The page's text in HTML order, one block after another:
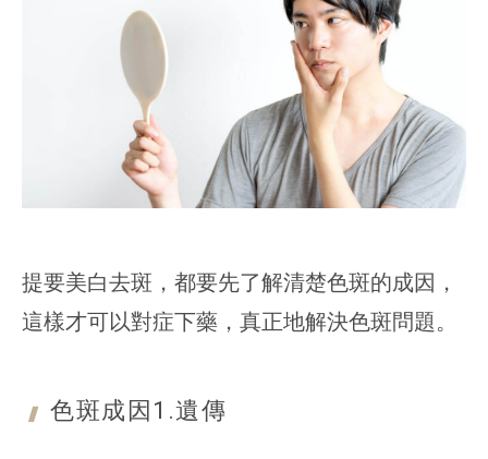
提要美白去斑，都要先了解清楚色斑的成因，
這樣才可以對症下藥，真正地解決色斑問題。
色斑成因1.遺傳